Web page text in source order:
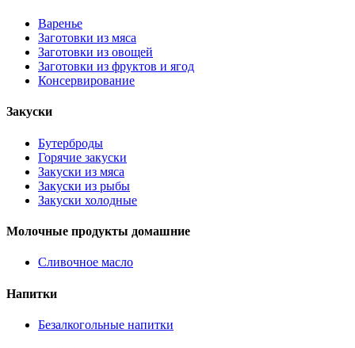
Варенье
Заготовки из мяса
Заготовки из овощей
Заготовки из фруктов и ягод
Консервирование
Закуски
Бутерброды
Горячие закуски
Закуски из мяса
Закуски из рыбы
Закуски холодные
Молочные продукты домашние
Сливочное масло
Напитки
Безалкогольные напитки